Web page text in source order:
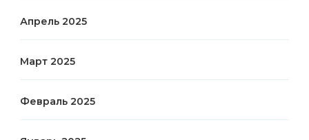
Апрель 2025
Март 2025
Февраль 2025